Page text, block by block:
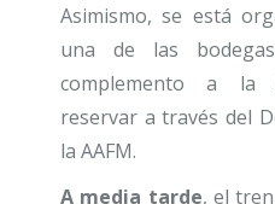
Asimismo, se está
una de las
complemento a la
reservar a través del
la AAFM.
A media tarde, el tren